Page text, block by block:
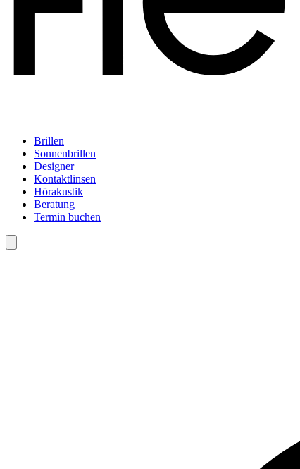
Brillen
Sonnenbrillen
Designer
Kontaktlinsen
Hörakustik
Beratung
Termin buchen